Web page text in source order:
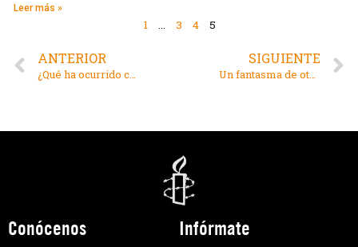
Leer más »
1 … 3 4 5
ANTERIOR
¿Qué ha ocurrido con los derechos humanos de la población palestina?
SIGUIENTE
Un fantasma de otro siglo: El regreso a Europa de las minas terrestres antipersonal
Conócenos Infórmate